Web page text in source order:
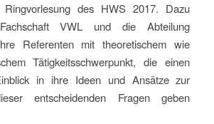
Ringvorlesung des HWS 2017. Dazu
VWL und die Abteilung
Referenten mit theoretischem wie
Tätigkeitsschwerpunkt, die einen
in ihre Ideen und Ansätze zur
entscheidenden Fragen geben